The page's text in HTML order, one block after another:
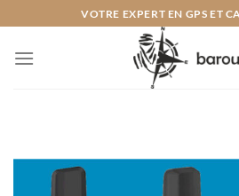
au
contenu
VOTRE EXPERT EN GPS ET